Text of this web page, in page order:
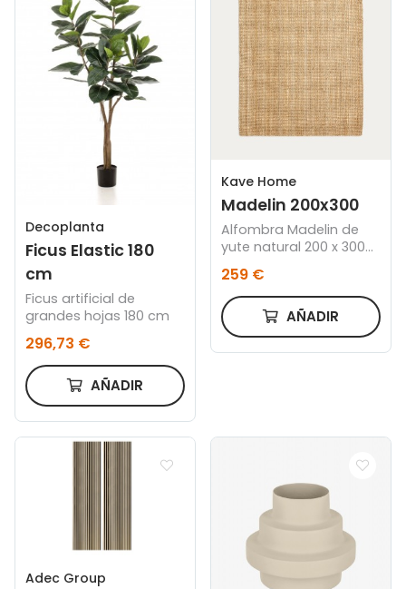
Decoplanta
Ficus Elastic 180
cm
Ficus artificial de
grandes hojas 180 cm
296,73 €
AÑADIR
Kave Home
Madelin 200x300
Alfombra Madelin de
yute natural 200 x 300
259 €
AÑADIR
Adec Group